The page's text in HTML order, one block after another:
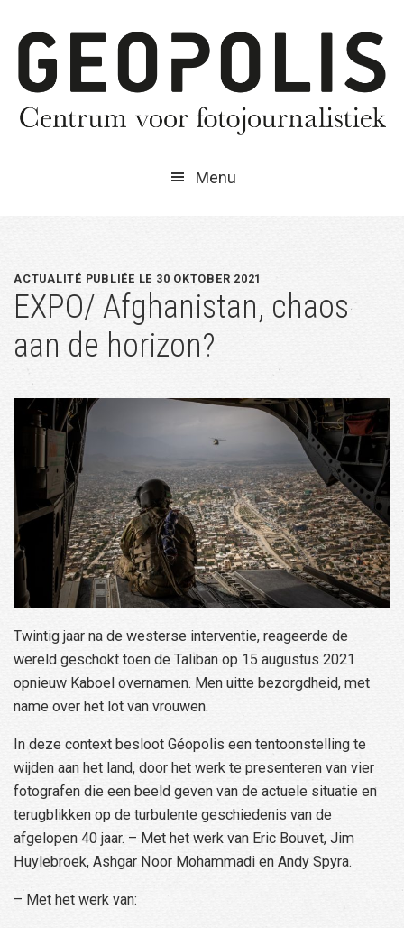
naar
hoofdnavigatie
naar
hoofd
inhoud
naar
eerste
sidebar
Menu
ACTUALITÉ PUBLIÉE LE 30 OKTOBER 2021
EXPO/ Afghanistan, chaos
aan de horizon?
Twintig jaar na de westerse interventie, reageerde de
wereld geschokt toen de Taliban op 15 augustus 2021
opnieuw Kaboel overnamen. Men uitte bezorgdheid, met
name over het lot van vrouwen.
In deze context besloot Géopolis een tentoonstelling te
wijden aan het land, door het werk te presenteren van vier
fotografen die een beeld geven van de actuele situatie en
terugblikken op de turbulente geschiedenis van de
afgelopen 40 jaar. – Met het werk van Eric Bouvet, Jim
Huylebroek, Ashgar Noor Mohammadi en Andy Spyra.
– Met het werk van: